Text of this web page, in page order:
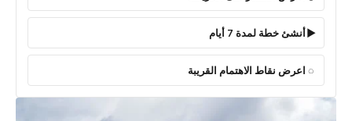
أنشئ خطة لمدة 7 أيام
اعرض نقاط الاهتمام القريبة